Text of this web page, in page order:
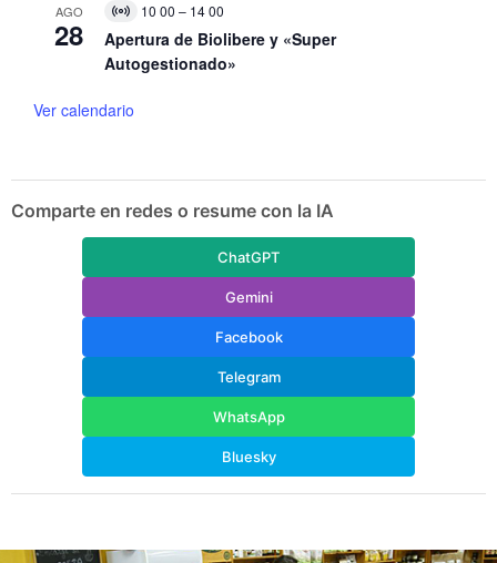
AGO
28
V
i
t
a
e
t
10 00 – 14 00
Apertura de Biolibere y «Super
Autogestionado»
Ver calendario
Comparte en redes o resume con la IA
ChatGPT
Gemini
Facebook
Telegram
WhatsApp
Bluesky